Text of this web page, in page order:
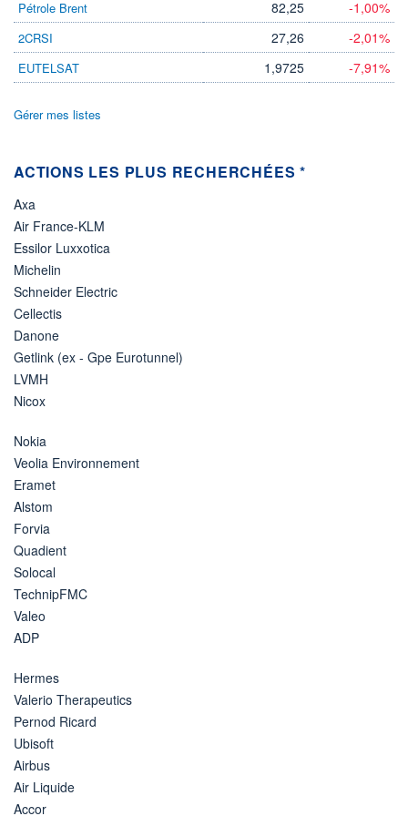
Boursobank
Pétrole Brent 82,25 -1,00%
2CRSI 27,26 -2,01%
EUTELSAT 1,9725 -7,91%
Gérer mes listes
ACTIONS LES PLUS RECHERCHÉES *
Axa
Air France-KLM
Essilor Luxxotica
Michelin
Schneider Electric
Cellectis
Danone
Getlink (ex - Gpe Eurotunnel)
LVMH
Nicox
Nokia
Veolia Environnement
Eramet
Alstom
Forvia
Quadient
Solocal
TechnipFMC
Valeo
ADP
Hermes
Valerio Therapeutics
Pernod Ricard
Ubisoft
Airbus
Air Liquide
Accor